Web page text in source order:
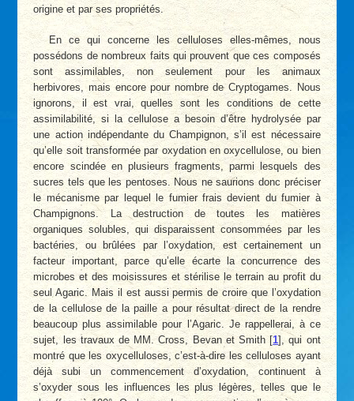
origine et par ses propriétés.
En ce qui concerne les celluloses elles-mêmes, nous
possédons de nombreux faits qui prouvent que ces composés
sont assimilables, non seulement pour les animaux
herbivores, mais encore pour nombre de Cryptogames. Nous
ignorons, il est vrai, quelles sont les conditions de cette
assimilabilité, si la cellulose a besoin d’être hydrolysée par
une action indépendante du Champignon, s’il est nécessaire
qu’elle soit transformée par oxydation en oxycellulose, ou bien
encore scindée en plusieurs fragments, parmi lesquels des
sucres tels que les pentoses. Nous ne saurions donc préciser
le mécanisme par lequel le fumier frais devient du fumier à
Champignons. La destruction de toutes les matières
organiques solubles, qui disparaissent consommées par les
bactéries, ou brûlées par l’oxydation, est certainement un
facteur important, parce qu’elle écarte la concurrence des
microbes et des moisissures et stérilise le terrain au profit du
seul Agaric. Mais il est aussi permis de croire que l’oxydation
de la cellulose de la paille a pour résultat direct de la rendre
beaucoup plus assimilable pour l’Agaric. Je rappellerai, à ce
sujet, les travaux de MM. Cross, Bevan et Smith [1] , qui ont
montré que les oxycelluloses, c’est-à-dire les celluloses ayant
déjà subi un commencement d’oxydation, continuent à
s’oxyder sous les influences les plus légères, telles que le